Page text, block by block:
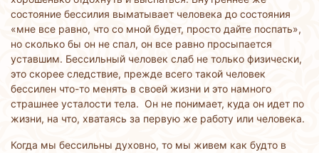
состояние бессилия выматывает человека до состояния
«мне все равно, что со мной будет, просто дайте поспать»,
но сколько бы он не спал, он все равно просыпается
уставшим. Бессильный человек слаб не только физически,
это скорее следствие, прежде всего такой человек
бессилен что-то менять в своей жизни и это намного
страшнее усталости тела. Он не понимает, куда он идет по
жизни, на что, хватаясь за первую же работу или человека.
Когда мы бессильны духовно, то мы живем как будто в